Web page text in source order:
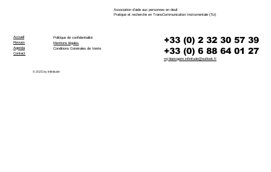
+33 (0) 2 32 30 57 39
+33 (0) 6 88 64 01 27
mj.blancgarin.infinitude@outlook.fr
Politique de confidentialité
Mentions légales
Conditions Générales de Vente
Accueil
Revues
Agenda
Contact
Association d'aide aux personnes en deuil
Pratique et recherche en TransCommunication Instrumentale (Tci)
© 2025 by Infinitude